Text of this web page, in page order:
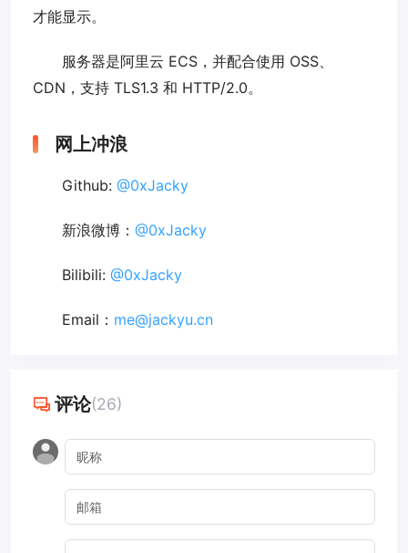
才能显示。
服务器是阿里云 ECS，并配合使用 OSS、
CDN，支持 TLS1.3 和 HTTP/2.0。
网上冲浪
Github: @0xJacky
新浪微博： @0xJacky
Bilibili: @0xJacky
Email： me@jackyu.cn
评论(26)